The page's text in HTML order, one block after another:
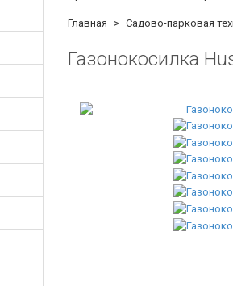
Главная Садово-парковая
Газонокосилка